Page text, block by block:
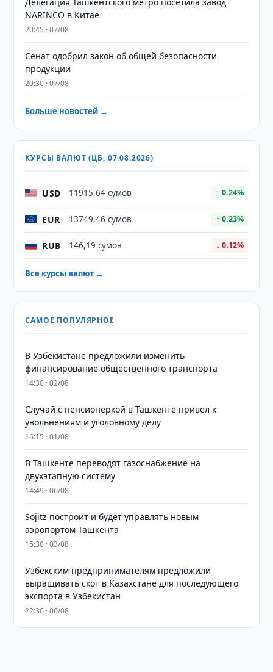
NARINCO в Китае
20:45 · 07/08
Сенат одобрил закон об общей безопасности
продукции
20:30 · 07/08
Больше новостей →
КУРСЫ ВАЛЮТ (ЦБ, 07.08.2026)
USD 11915,64 сумов ↑ 0.24%
EUR 13749,46 сумов ↑ 0.23%
RUB 146,19 сумов ↓ 0.12%
Все курсы валют →
САМОЕ ПОПУЛЯРНОЕ
В Узбекистане предложили изменить
финансирование общественного транспорта
14:30 · 02/08
Случай с пенсионеркой в Ташкенте привел к
увольнениям и уголовному делу
16:15 · 01/08
В Ташкенте переводят газоснабжение на
двухэтапную систему
14:49 · 06/08
Sojitz построит и будет управлять новым
аэропортом Ташкента
15:30 · 03/08
Узбекским предпринимателям предложили
выращивать скот в Казахстане для последующего
экспорта в Узбекистан
22:30 · 06/08